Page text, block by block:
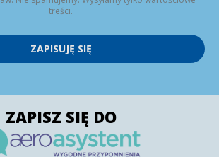
treści.
ZAPISUJĘ SIĘ
ZAPISZ SIĘ DO